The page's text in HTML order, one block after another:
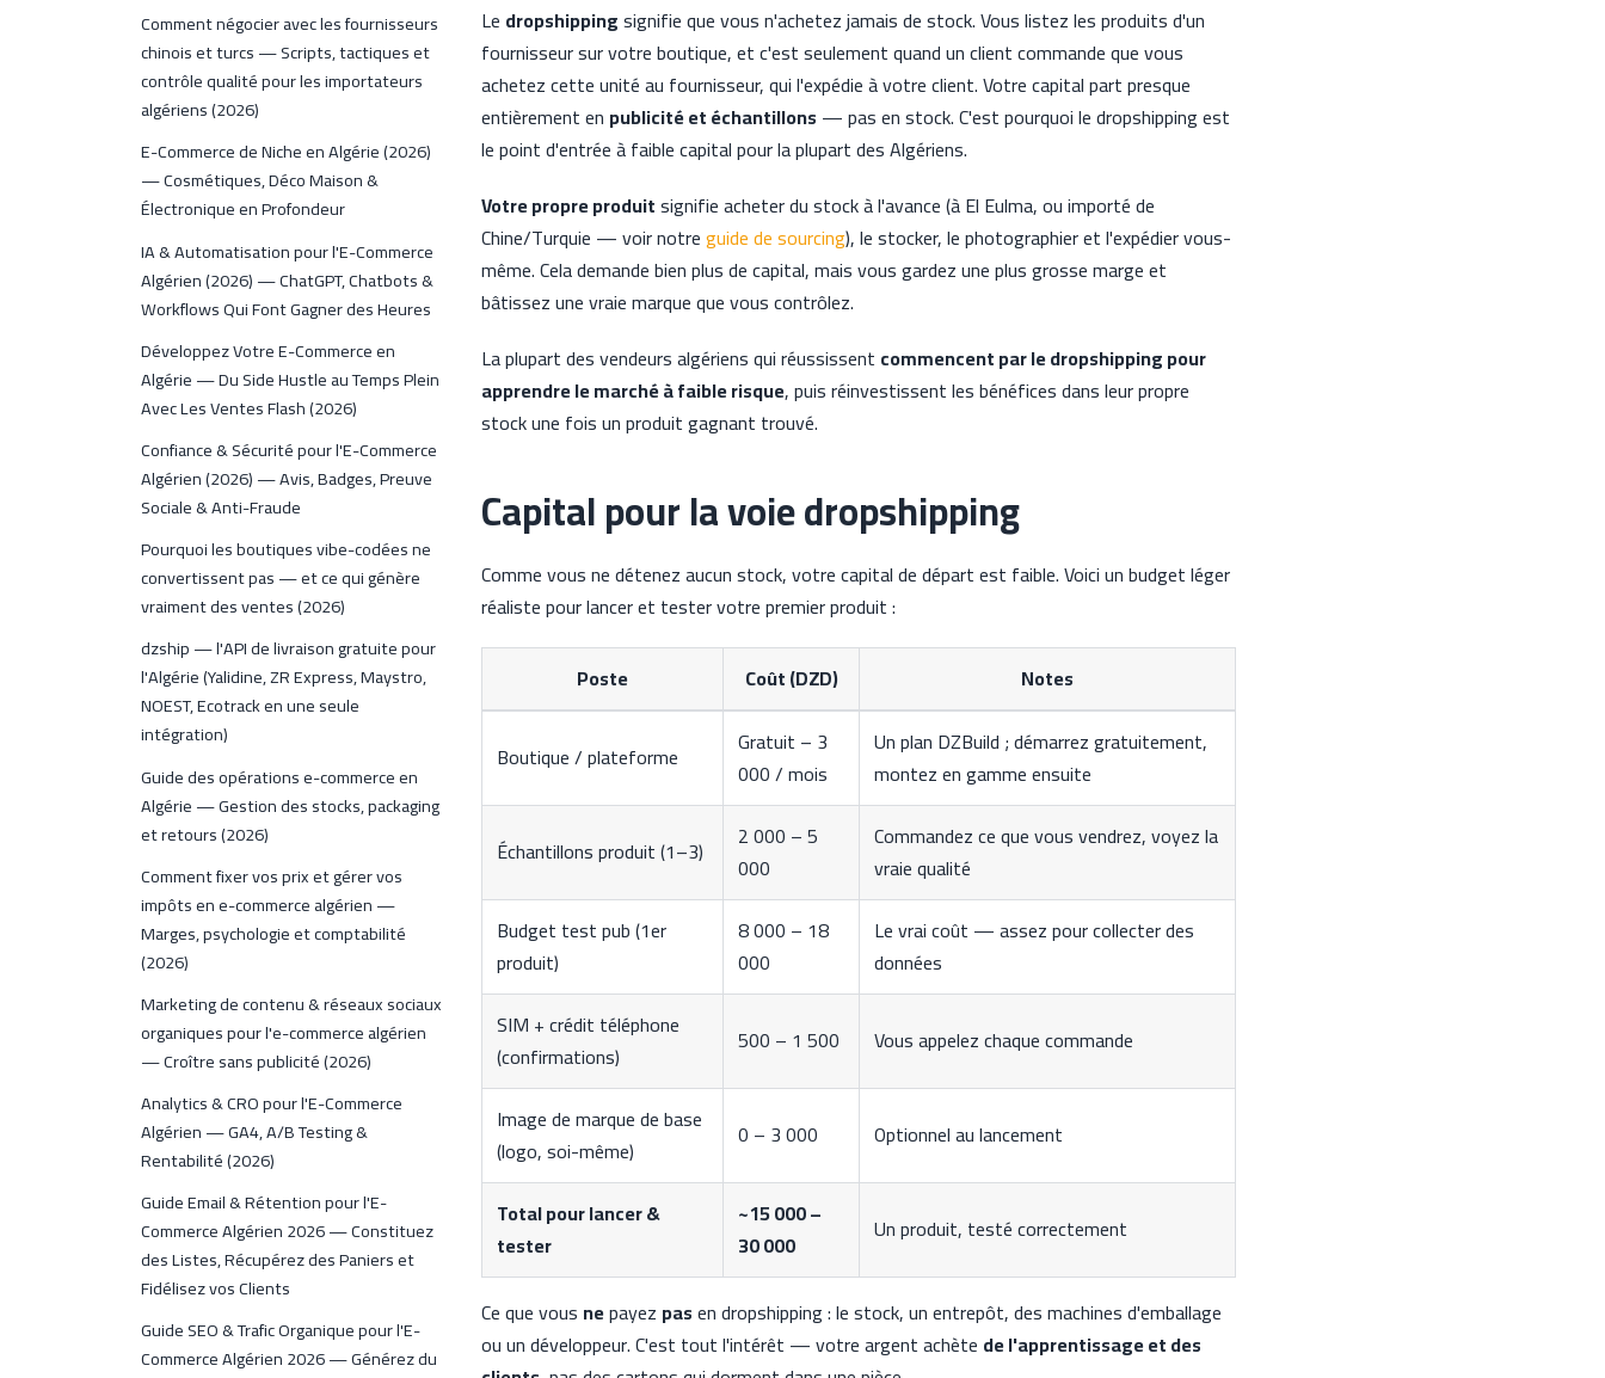
Comment négocier avec les fournisseurs
chinois et turcs — Scripts, tactiques et
contrôle qualité pour les importateurs
algériens (2026)
E-Commerce de Niche en Algérie (2026)
— Cosmétiques, Déco Maison &
Électronique en Profondeur
IA & Automatisation pour l'E-Commerce
Algérien (2026) — ChatGPT, Chatbots &
Workflows Qui Font Gagner des Heures
Développez Votre E-Commerce en
Algérie — Du Side Hustle au Temps Plein
Avec Les Ventes Flash (2026)
Confiance & Sécurité pour l'E-Commerce
Algérien (2026) — Avis, Badges, Preuve
Sociale & Anti-Fraude
Pourquoi les boutiques vibe-codées ne
convertissent pas — et ce qui génère
vraiment des ventes (2026)
dzship — l'API de livraison gratuite pour
l'Algérie (Yalidine, ZR Express, Maystro,
NOEST, Ecotrack en une seule
intégration)
Guide des opérations e-commerce en
Algérie — Gestion des stocks, packaging
et retours (2026)
Comment fixer vos prix et gérer vos
impôts en e-commerce algérien —
Marges, psychologie et comptabilité
(2026)
Marketing de contenu & réseaux sociaux
organiques pour l'e-commerce algérien
— Croître sans publicité (2026)
Analytics & CRO pour l'E-Commerce
Algérien — GA4, A/B Testing &
Rentabilité (2026)
Guide Email & Rétention pour l'E-
Commerce Algérien 2026 — Constituez
des Listes, Récupérez des Paniers et
Fidélisez vos Clients
Guide SEO & Trafic Organique pour l'E-
Commerce Algérien 2026 — Générez du
Le dropshippingsignifie que vous n'achetez jamais de stock. Vous listez les produits d'un
fournisseur sur votre boutique, et c'est seulement quand un client commande que vous
achetez cette unité au fournisseur, qui l'expédie à votre client. Votre capital part presque
entièrement en publicité et échantillons — pas en stock. C'est pourquoi le dropshipping est
le point d'entrée à faible capital pour la plupart des Algériens.
Votre propre produitsignifie acheter du stock à l'avance (à El Eulma, ou importé de
Chine/Turquie — voir notreguide de sourcing), le stocker, le photographier et l'expédier vous-
même. Cela demande bien plus de capital, mais vous gardez une plus grosse marge et
bâtissez une vraie marque que vous contrôlez.
La plupart des vendeurs algériens qui réussissent commencent par le dropshipping pour
apprendre le marché à faible risque, puis réinvestissent les bénéfices dans leur propre
stock une fois un produit gagnant trouvé.
Capital pour la voie dropshipping
Comme vous ne détenez aucun stock, votre capital de départ est faible. Voici un budget léger
réaliste pour lancer et tester votre premier produit :
Poste
Coût (DZD) Notes
Boutique / plateforme
Gratuit – 3
000 / mois
Un plan DZBuild ; démarrez gratuitement,
montez en gamme ensuite
Échantillons produit (1–3)
2 000 – 5
000
Commandez ce que vous vendrez, voyez la
vraie qualité
Budget test pub (1er
produit)
8 000 – 18
000
Le vrai coût — assez pour collecter des
données
SIM + crédit téléphone
(confirmations)
500 – 1 500 Vous appelez chaque commande
Image de marque de base
(logo, soi-même)
0 – 3 000 Optionnel au lancement
Total pour lancer &
tester
~15 000 –
30 000
Un produit, testé correctement
Ce que vous nepayez pasen dropshipping : le stock, un entrepôt, des machines d'emballage
ou un développeur. C'est tout l'intérêt — votre argent achète de l'apprentissage et des